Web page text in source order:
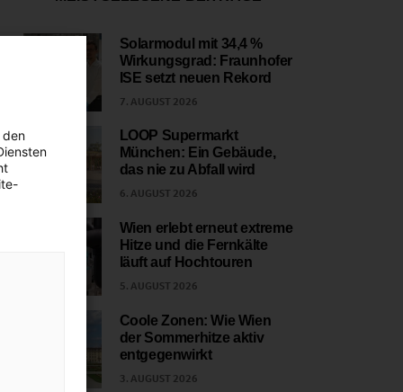
Solarmodul mit 34,4 %
Wirkungsgrad: Fraunhofer
ISE setzt neuen Rekord
7. AUGUST 2026
LOOP Supermarkt
München: Ein Gebäude,
das nie zu Abfall wird
6. AUGUST 2026
Wien erlebt erneut extreme
Hitze und die Fernkälte
läuft auf Hochtouren
5. AUGUST 2026
Coole Zonen: Wie Wien
der Sommerhitze aktiv
entgegenwirkt
3. AUGUST 2026
den